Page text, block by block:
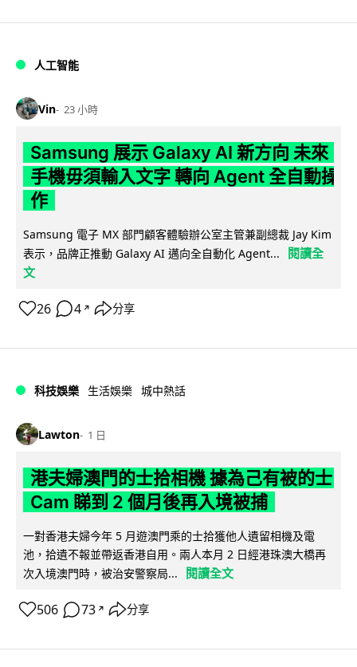
人工智能
Vin 23 小時
Samsung 展示 Galaxy AI 新方向 未來
手機毋須輸入文字 轉向 Agent 全自動操
作
Samsung 電子 MX 部門顧客體驗辦公室主管兼副總裁 Jay Kim
表示，品牌正推動 Galaxy AI 邁向全自動化 Agent...
閱讀全
文
26 4 ↗ 分享
科技娛樂 生活娛樂 城中熱話
Lawton 1 日
港夫婦澳門的士拾相機 據為己有被的士
Cam 睇到 2 個月後再入境被捕
一對香港夫婦今年 5 月遊澳門乘的士拾獲他人遺留相機及電
池，拾遺不報並帶返香港自用。兩人本月 2 日經港珠澳大橋再
次入境澳門時，被治安警察局...
閱讀全文
506 73 ↗ 分享